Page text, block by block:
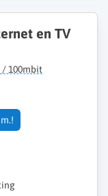
en TV
/ 100mbit